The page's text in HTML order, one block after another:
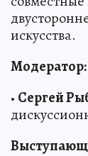
искусства.
Модератор:
• Сергей